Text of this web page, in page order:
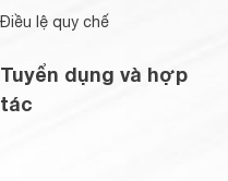
Điều lệ quy chế
Tuyển dụng và hợp
tác